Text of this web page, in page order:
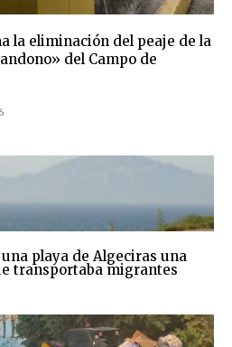
la eliminación del peaje de la
del Campo de
playa de Algeciras una
transportaba migrantes